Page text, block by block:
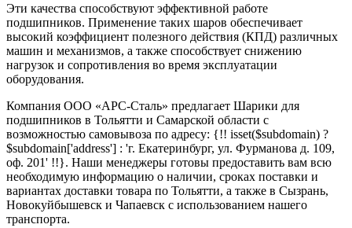
Эти качества способствуют эффективной работе
подшипников. Применение таких шаров обеспечивает
высокий коэффициент полезного действия (КПД) различных
машин и механизмов, а также способствует снижению
нагрузок и сопротивления во время эксплуатации
оборудования.
Компания ООО «АРС-Сталь» предлагает Шарики для
подшипников в Тольятти и Самарской области с
возможностью самовывоза по адресу: {!! isset($subdomain) ?
$subdomain['address'] : 'г. Екатеринбург, ул. Фурманова д. 109,
оф. 201' !!}. Наши менеджеры готовы предоставить вам всю
необходимую информацию о наличии, сроках поставки и
вариантах доставки товара по Тольятти, а также в Сызрань,
Новокуйбышевск и Чапаевск с использованием нашего
транспорта.